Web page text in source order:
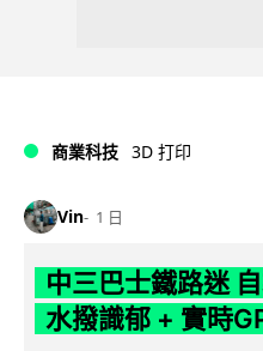
商業科技 3D 打印
Vin 1 日
中三巴士鐵路迷
水撥識郁 + 實時